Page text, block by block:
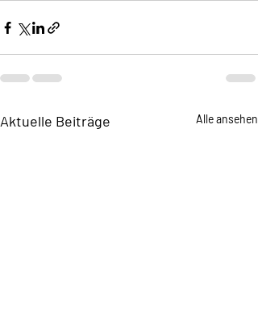
Aktuelle Beiträge Alle ansehen